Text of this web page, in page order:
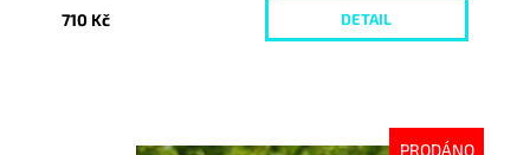
710 Kč DETAIL
PRODÁNO